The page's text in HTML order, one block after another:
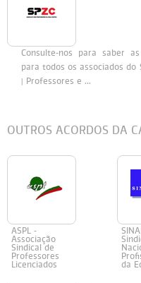
Consulte-nos para saber
para todos os associados do
| Professores e ...
OUTROS ACORDOS DA
ASPL -
Associação
Sindical de
Professores
Licenciados
da
Polaroid
Ray-ban
Vogue Eyewear
Ray-Ban
Ray Ban Junior